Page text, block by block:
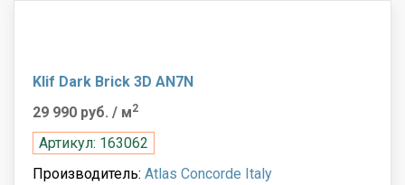
Klif Dark Brick 3D AN7N
29 990 руб. / м2
Артикул: 163062
Производитель: Atlas Concorde Italy